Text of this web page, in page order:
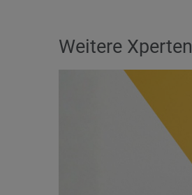
Weitere Xperten